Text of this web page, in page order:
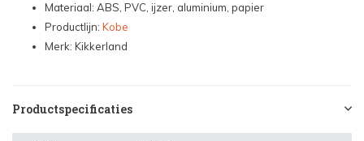
Materiaal: ABS, PVC, ijzer, aluminium, papier
Productlijn: Kobe
Merk: Kikkerland
Productspecificaties